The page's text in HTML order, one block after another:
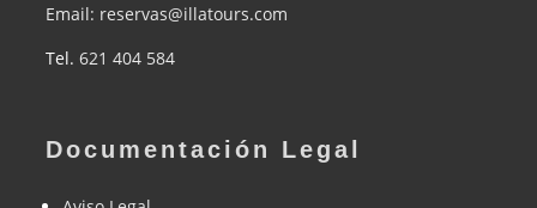
Email: reservas@illatours.com
Tel. 621 404 584
Documentación Legal